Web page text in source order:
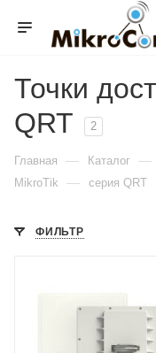
Точки
QRT
2
Главная — Каталог —
MikroTik — серия QRT
ФИЛЬТР
1xGigabit Ethernet